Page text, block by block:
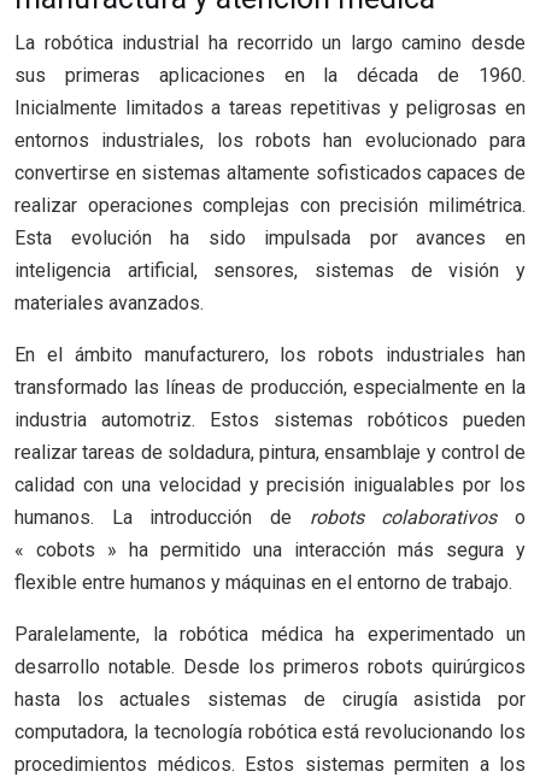
La robótica industrial ha recorrido un largo camino desde
sus primeras aplicaciones en la década de 1960.
Inicialmente limitados a tareas repetitivas y peligrosas en
entornos industriales, los robots han evolucionado para
convertirse en sistemas altamente sofisticados capaces de
realizar operaciones complejas con precisión milimétrica.
Esta evolución ha sido impulsada por avances en
inteligencia artificial, sensores, sistemas de visión y
materiales avanzados.
En el ámbito manufacturero, los robots industriales han
transformado las líneas de producción, especialmente en la
industria automotriz. Estos sistemas robóticos pueden
realizar tareas de soldadura, pintura, ensamblaje y control de
calidad con una velocidad y precisión inigualables por los
humanos. La introducción de robots colaborativoso
« cobots » ha permitido una interacción más segura y
flexible entre humanos y máquinas en el entorno de trabajo.
Paralelamente, la robótica médica ha experimentado un
desarrollo notable. Desde los primeros robots quirúrgicos
hasta los actuales sistemas de cirugía asistida por
computadora, la tecnología robótica está revolucionando los
procedimientos médicos. Estos sistemas permiten a los